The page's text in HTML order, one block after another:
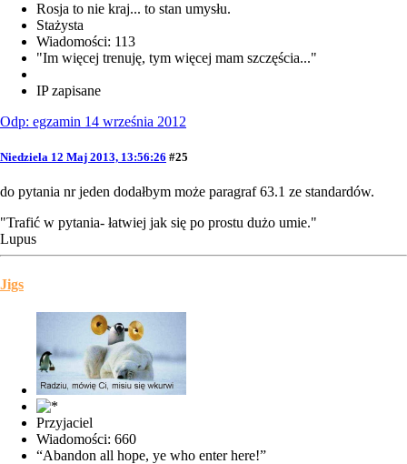
Rosja to nie kraj... to stan umysłu.
Stażysta
Wiadomości: 113
"Im więcej trenuję, tym więcej mam szczęścia..."
IP zapisane
Odp: egzamin 14 września 2012
Niedziela 12 Maj 2013, 13:56:26 #25
do pytania nr jeden dodałbym może paragraf 63.1 ze standardów.
"Trafić w pytania- łatwiej jak się po prostu dużo umie."
Lupus
Jigs
Przyjaciel
Wiadomości: 660
“Abandon all hope, ye who enter here!”